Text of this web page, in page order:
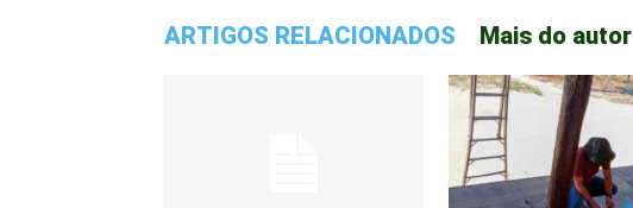
ARTIGOS RELACIONADOS Mais do autor